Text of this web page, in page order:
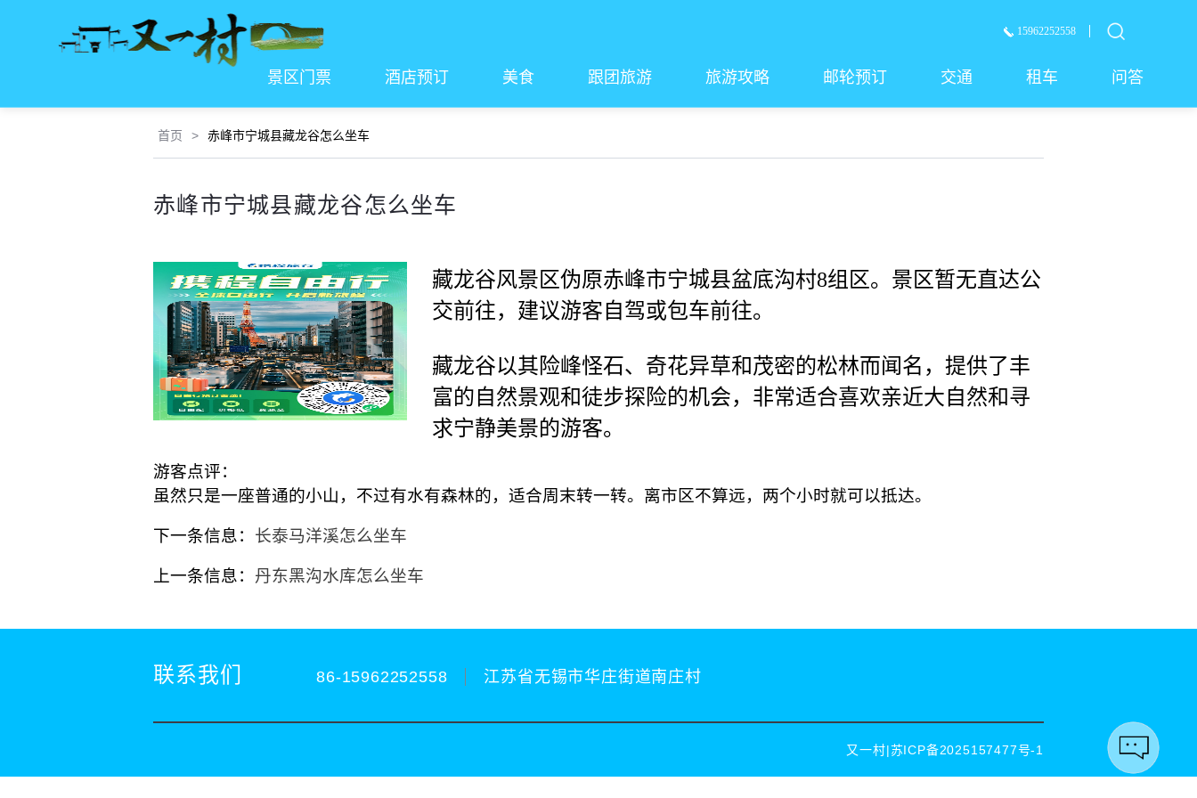
15962252558
景区门票 酒店预订 美食 跟团旅游 旅游攻略 邮轮预订 交通 租车 问答
首页 > 赤峰市宁城县藏龙谷怎么坐车
赤峰市宁城县藏龙谷怎么坐车
藏龙谷风景区伪原赤峰市宁城县盆底沟村8组区。景区暂无直达公
交前往，建议游客自驾或包车前往。
藏龙谷以其险峰怪石、奇花异草和茂密的松林而闻名，提供了丰
富的自然景观和徒步探险的机会，非常适合喜欢亲近大自然和寻
求宁静美景的游客。
游客点评：
虽然只是一座普通的小山，不过有水有森林的，适合周末转一转。离市区不算远，两个小时就可以抵达。
下一条信息： 长泰马洋溪怎么坐车
上一条信息： 丹东黑沟水库怎么坐车
联系我们 86-15962252558 江苏省无锡市华庄街道南庄村
又一村|苏ICP备2025157477号-1